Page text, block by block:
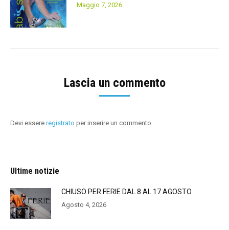
Maggio 7, 2026
Lascia un commento
Devi essere registrato per inserire un commento.
Ultime notizie
CHIUSO PER FERIE DAL 8 AL 17 AGOSTO
Agosto 4, 2026